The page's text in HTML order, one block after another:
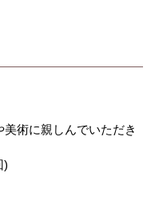
術に親しんでいただき
)